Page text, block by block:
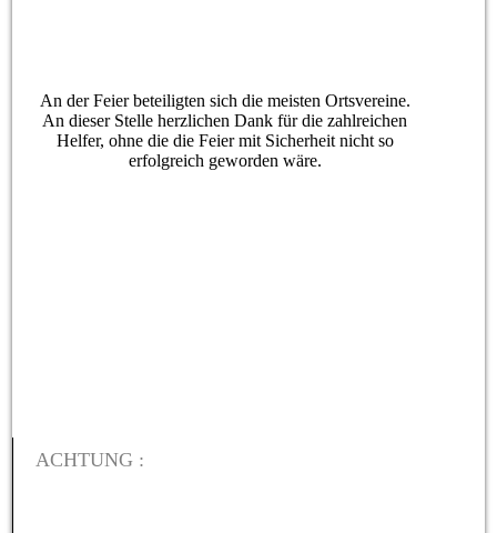
An der Feier beteiligten sich die meisten Ortsvereine.
An dieser Stelle herzlichen Dank für die zahlreichen
Helfer, ohne die die Feier mit Sicherheit nicht so
erfolgreich geworden wäre.
ACHTUNG :